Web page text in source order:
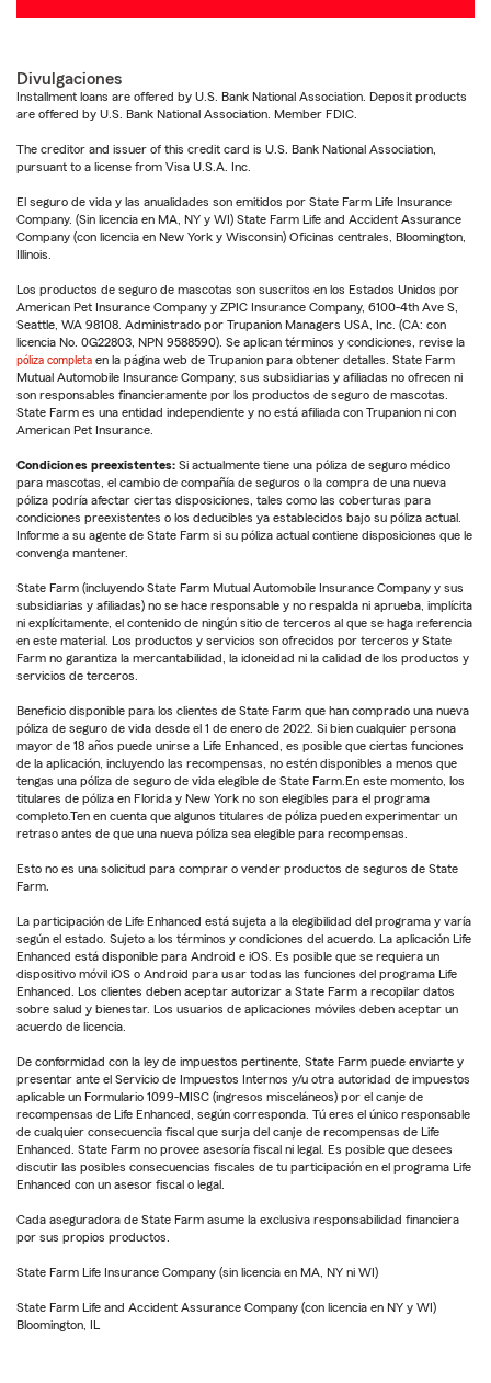
Divulgaciones
Installment loans are offered by U.S. Bank National Association. Deposit products
are offered by U.S. Bank National Association. Member FDIC.
The creditor and issuer of this credit card is U.S. Bank National Association,
pursuant to a license from Visa U.S.A. Inc.
El seguro de vida y las anualidades son emitidos por State Farm Life Insurance
Company. (Sin licencia en MA, NY y WI) State Farm Life and Accident Assurance
Company (con licencia en New York y Wisconsin) Oficinas centrales, Bloomington,
Illinois.
Los productos de seguro de mascotas son suscritos en los Estados Unidos por
American Pet Insurance Company y ZPIC Insurance Company, 6100-4th Ave S,
Seattle, WA 98108. Administrado por Trupanion Managers USA, Inc. (CA: con
licencia No. 0G22803, NPN 9588590). Se aplican términos y condiciones, revise la
póliza completa en la página web de Trupanion para obtener detalles. State Farm
Mutual Automobile Insurance Company, sus subsidiarias y afiliadas no ofrecen ni
son responsables financieramente por los productos de seguro de mascotas.
State Farm es una entidad independiente y no está afiliada con Trupanion ni con
American Pet Insurance.
Condiciones preexistentes: Si actualmente tiene una póliza de seguro médico
para mascotas, el cambio de compañía de seguros o la compra de una nueva
póliza podría afectar ciertas disposiciones, tales como las coberturas para
condiciones preexistentes o los deducibles ya establecidos bajo su póliza actual.
Informe a su agente de State Farm si su póliza actual contiene disposiciones que le
convenga mantener.
State Farm (incluyendo State Farm Mutual Automobile Insurance Company y sus
subsidiarias y afiliadas) no se hace responsable y no respalda ni aprueba, implícita
ni explícitamente, el contenido de ningún sitio de terceros al que se haga referencia
en este material. Los productos y servicios son ofrecidos por terceros y State
Farm no garantiza la mercantabilidad, la idoneidad ni la calidad de los productos y
servicios de terceros.
Beneficio disponible para los clientes de State Farm que han comprado una nueva
póliza de seguro de vida desde el 1 de enero de 2022. Si bien cualquier persona
mayor de 18 años puede unirse a Life Enhanced, es posible que ciertas funciones
de la aplicación, incluyendo las recompensas, no estén disponibles a menos que
tengas una póliza de seguro de vida elegible de State Farm.En este momento, los
titulares de póliza en Florida y New York no son elegibles para el programa
completo.Ten en cuenta que algunos titulares de póliza pueden experimentar un
retraso antes de que una nueva póliza sea elegible para recompensas.
Esto no es una solicitud para comprar o vender productos de seguros de State
Farm.
La participación de Life Enhanced está sujeta a la elegibilidad del programa y varía
según el estado. Sujeto a los términos y condiciones del acuerdo. La aplicación Life
Enhanced está disponible para Android e iOS. Es posible que se requiera un
dispositivo móvil iOS o Android para usar todas las funciones del programa Life
Enhanced. Los clientes deben aceptar autorizar a State Farm a recopilar datos
sobre salud y bienestar. Los usuarios de aplicaciones móviles deben aceptar un
acuerdo de licencia.
De conformidad con la ley de impuestos pertinente, State Farm puede enviarte y
presentar ante el Servicio de Impuestos Internos y/u otra autoridad de impuestos
aplicable un Formulario 1099-MISC (ingresos misceláneos) por el canje de
recompensas de Life Enhanced, según corresponda. Tú eres el único responsable
de cualquier consecuencia fiscal que surja del canje de recompensas de Life
Enhanced. State Farm no provee asesoría fiscal ni legal. Es posible que desees
discutir las posibles consecuencias fiscales de tu participación en el programa Life
Enhanced con un asesor fiscal o legal.
Cada aseguradora de State Farm asume la exclusiva responsabilidad financiera
por sus propios productos.
State Farm Life Insurance Company (sin licencia en MA, NY ni WI)
State Farm Life and Accident Assurance Company (con licencia en NY y WI)
Bloomington, IL